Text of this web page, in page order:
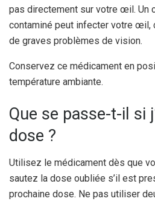
pas directement sur votre œil. Un
contaminé peut infecter votre œil,
de graves problèmes de vision.
Conservez ce médicament en
température ambiante.
Que se passe-t-il si
dose ?
Utilisez le médicament dès que
sautez la dose oubliée s’il est
prochaine dose. Ne pas utiliser